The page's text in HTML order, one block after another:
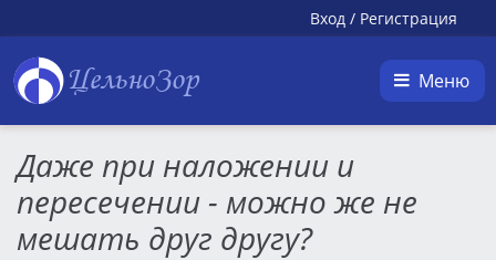
Вход / Регистрация
ЦельноЗор Меню
Даже при наложении и
пересечении - можно же не
мешать друг другу?